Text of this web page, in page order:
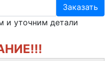
Заказать
и уточним детали